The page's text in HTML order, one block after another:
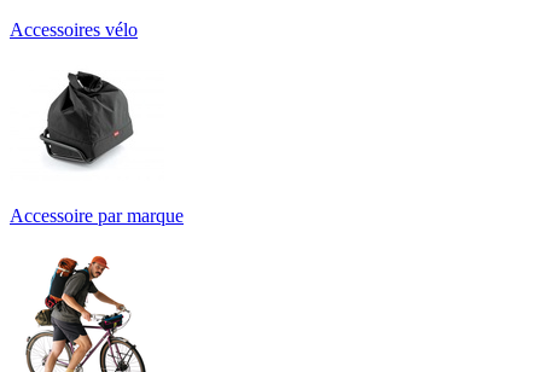
Accessoires vélo
Accessoire par marque